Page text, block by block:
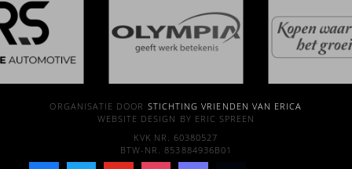
ORGANISATIE DOOR STICHTING VRIENDEN VAN ERICA
WEBSITE DESIGN BY ERIC SPREEN
KVK NR. 60380527
BTW-NR. 853884936B01